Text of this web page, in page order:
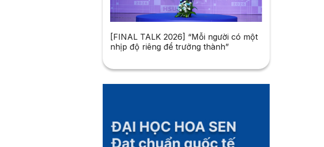
[FINAL TALK 2026] “Mỗi người có một
nhịp độ riêng để trưởng thành”